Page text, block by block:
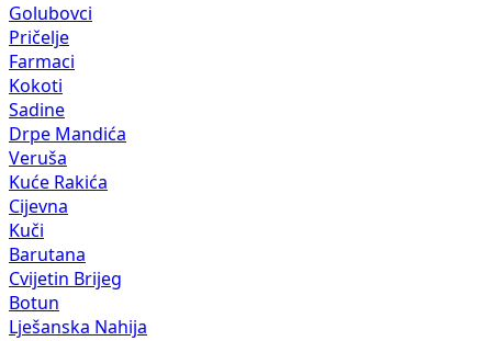
Golubovci
Pričelje
Farmaci
Kokoti
Sadine
Drpe Mandića
Veruša
Kuće Rakića
Cijevna
Kuči
Barutana
Cvijetin Brijeg
Botun
Lješanska Nahija